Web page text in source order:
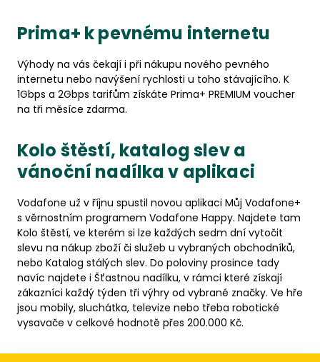
Prima+ k pevnému internetu
Výhody na vás čekají i při nákupu nového pevného
internetu nebo navýšení rychlosti u toho stávajícího. K
1Gbps a 2Gbps tarifům získáte Prima+ PREMIUM voucher
na tři měsíce zdarma.
Kolo štěstí, katalog slev a
vánoční nadílka v aplikaci
Vodafone už v říjnu spustil novou aplikaci Můj Vodafone+
s věrnostním programem Vodafone Happy. Najdete tam
Kolo štěstí, ve kterém si lze každých sedm dní vytočit
slevu na nákup zboží či služeb u vybraných obchodníků,
nebo Katalog stálých slev. Do poloviny prosince tady
navíc najdete i Šťastnou nadílku, v rámci které získají
zákazníci každý týden tři výhry od vybrané značky. Ve hře
jsou mobily, sluchátka, televize nebo třeba robotické
vysavače v celkové hodnotě přes 200.000 Kč.